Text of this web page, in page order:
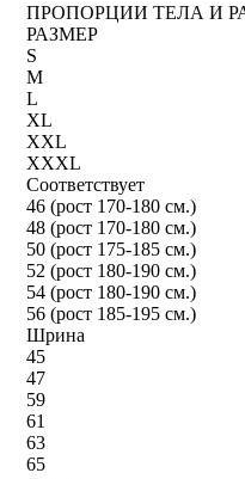
ПРОПОРЦИИ ТЕЛА И
РАЗМЕР
S
M
L
XL
XXL
XXXL
Соответствует
46 (рост 170-180 см.)
48 (рост 170-180 см.)
50 (рост 175-185 см.)
52 (рост 180-190 см.)
54 (рост 180-190 см.)
56 (рост 185-195 см.)
Шрина
45
47
59
61
63
65